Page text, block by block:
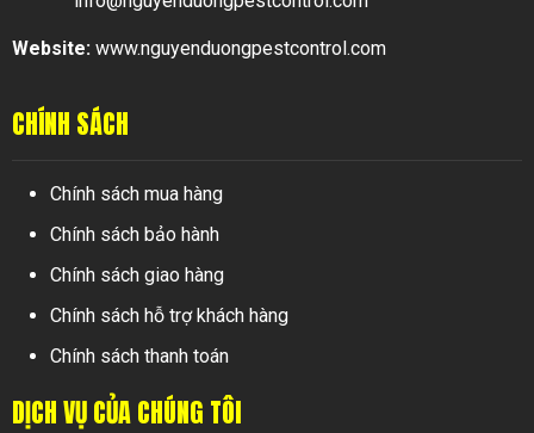
Website: www.nguyenduongpestcontrol.com
CHÍNH SÁCH
Chính sách mua hàng
Chính sách bảo hành
Chính sách giao hàng
Chính sách hỗ trợ khách hàng
Chính sách thanh toán
DỊCH VỤ CỦA CHÚNG TÔI